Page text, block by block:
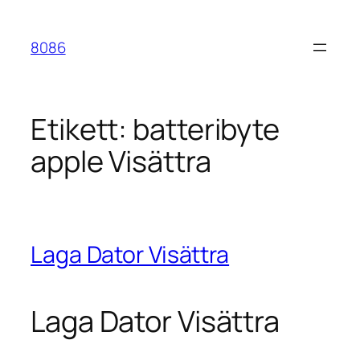
innehåll
8086
Etikett: batteribyte
apple Visättra
Laga Dator Visättra
Laga Dator Visättra